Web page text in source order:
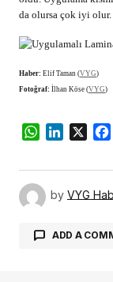
da olursa çok iyi olur.
Haber: Elif Taman (VYG)
Fotoğraf: İlhan Köse (VYG)
WhatsApp
LinkedIn
X
by VYG
ADD A